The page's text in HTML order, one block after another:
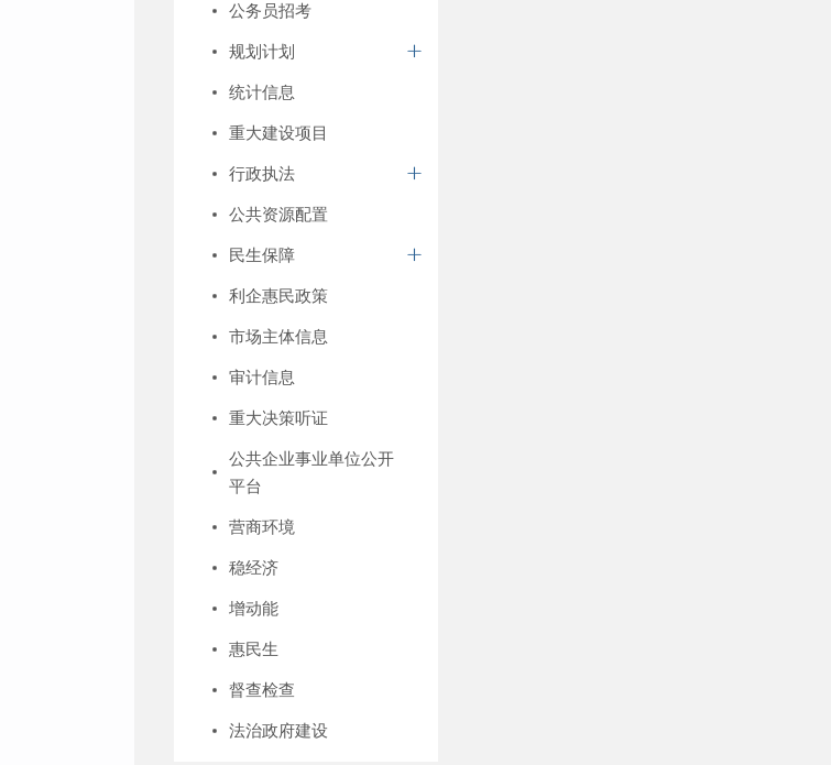
公务员招考
规划计划
统计信息
重大建设项目
行政执法
公共资源配置
民生保障
利企惠民政策
市场主体信息
审计信息
重大决策听证
公共企业事业单位公开
平台
营商环境
稳经济
增动能
惠民生
督查检查
法治政府建设